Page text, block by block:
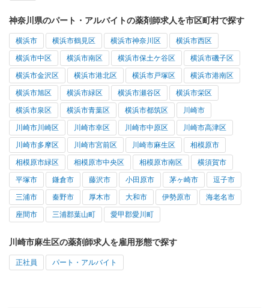
神奈川県のパート・アルバイトの薬剤師求人を市区町村で探す
横浜市 横浜市鶴見区 横浜市神奈川区 横浜市西区
横浜市中区 横浜市南区 横浜市保土ケ谷区 横浜市磯子区
横浜市金沢区 横浜市港北区 横浜市戸塚区 横浜市港南区
横浜市旭区 横浜市緑区 横浜市瀬谷区 横浜市栄区
横浜市泉区 横浜市青葉区 横浜市都筑区 川崎市
川崎市川崎区 川崎市幸区 川崎市中原区 川崎市高津区
川崎市多摩区 川崎市宮前区 川崎市麻生区 相模原市
相模原市緑区 相模原市中央区 相模原市南区 横須賀市
平塚市 鎌倉市 藤沢市 小田原市 茅ヶ崎市 逗子市
三浦市 秦野市 厚木市 大和市 伊勢原市 海老名市
座間市 三浦郡葉山町 愛甲郡愛川町
川崎市麻生区の薬剤師求人を雇用形態で探す
正社員 パート・アルバイト